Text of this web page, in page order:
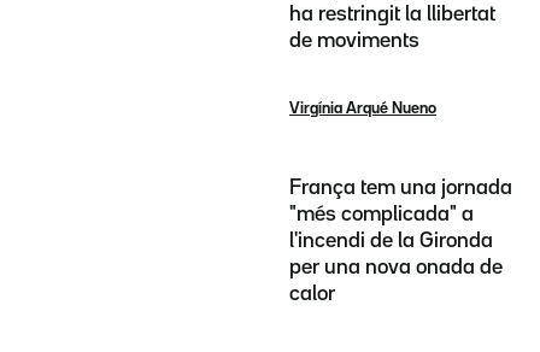
ha restringit la llibertat
de moviments
Virgínia Arqué Nueno
França tem una jornada
"més complicada" a
l'incendi de la Gironda
per una nova onada de
calor